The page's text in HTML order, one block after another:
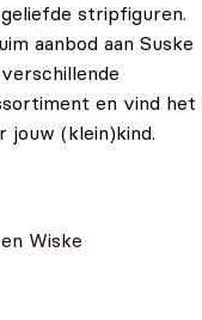
stripfiguren.
aanbod aan Suske
en vind het
jouw (klein)kind.
Wiske